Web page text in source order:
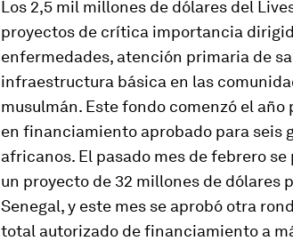
Los 2,5 mil millones de dólares del
proyectos de crítica importancia
enfermedades, atención primaria de
infraestructura básica en las
musulmán. Este fondo comenzó el
en financiamiento aprobado para seis
africanos. El pasado mes de febrero
un proyecto de 32 millones de dólares
Senegal, y este mes se aprobó otra
total autorizado de financiamiento a